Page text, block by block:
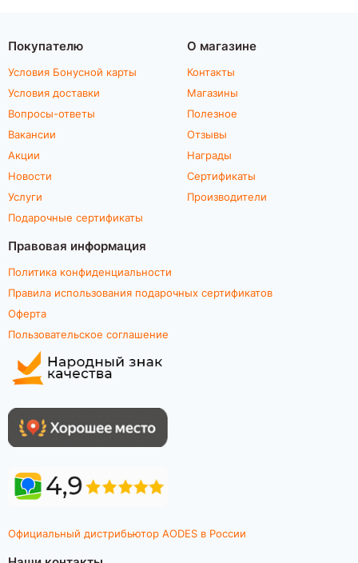
Покупателю
Условия Бонусной карты
Условия доставки
Вопросы-ответы
Вакансии
Акции
Новости
Услуги
Подарочные сертификаты
О магазине
Контакты
Магазины
Полезное
Отзывы
Награды
Сертификаты
Производители
Правовая информация
Политика конфиденциальности
Правила использования подарочных сертификатов
Оферта
Пользовательское соглашение
Официальный дистрибьютор AODES в России